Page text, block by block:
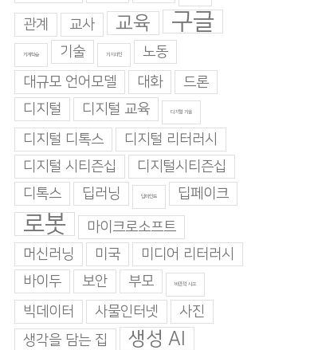
관계 교사 교육 구글
기계학습 기술 기지과인
노동
대규모 언어모델
대화
드론
디지털
디지털 교육 디지털 기술
디지털 디톡스
디지털 리터러시
디지털 시티즌십
디지털시티즌십
디톡스
딥러닝 딥마인드 딥페이크
로봇
마이크로소프트
머신러닝
미국
미디어 리터러시
바이두
보안 부모 비판적 사고
빅데이터 사물인터넷
사진
생각을 담는 집
생성 AI